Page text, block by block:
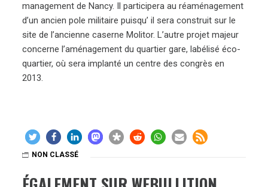
management de Nancy. Il participera au réaménagement
d’un ancien pole militaire puisqu’ il sera construit sur le
site de l’ancienne caserne Molitor. L’autre projet majeur
concerne l’aménagement du quartier gare, labélisé éco-
quartier, où sera implanté un centre des congrès en
2013.
NON CLASSÉ